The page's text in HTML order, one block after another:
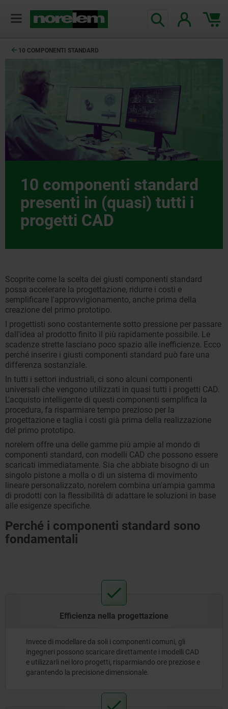
10 COMPONENTI STANDARD
10 componenti standard
presenti in (quasi) tutti i
progetti CAD
Scoprite come la scelta dei giusti componenti standard
possa accelerare la progettazione, ridurre i costi e
semplificare l'approvvigionamento, anche prima della
creazione del primo prototipo.
I progettisti sono costantemente sotto pressione per passare
dall'idea al prodotto finito il più rapidamente possibile. Le
scadenze strette lasciano poco spazio alle inefficienze. Ecco
perché inserire i giusti componenti standard può fare una
differenza sostanziale.
In tutti i settori industriali, ci sono alcuni componenti
universali che vengono utilizzati in quasi tutti i progetti CAD.
L'acquisto intelligente di questi componenti semplifica la
procedura, fa risparmiare tempo prezioso per la
progettazione e taglia i costi già prima della realizzazione
del primo prototipo.
norelem offre una delle gamme più ampie al mondo di
componenti standard, con modelli CAD che possono essere
scaricati immediatamente. Sia che abbiate bisogno di un
singolo pistone a molla o di un sistema di movimento
lineare personalizzato, norelem combina un'ampia gamma
di prodotti con la flessibilità di adattare le soluzioni in base
alle esigenze specifiche.
Perché i componenti standard sono
fondamentali
Efficienza nella progettazione
Invece di modellare da soli i componenti comuni, gli
ingegneri possono scaricare direttamente i modelli CAD
e utilizzarli nei loro progetti, risparmiando ore preziose e
garantendo la precisione dimensionale.